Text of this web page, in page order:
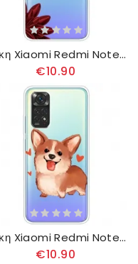
Θήκη Xiaomi Redmi Note 11 / 11S Αγριολούλουδα
€10.90
Θήκη Xiaomi Redmi Note 11 / 11S Σκυλάκι Μου
€10.90